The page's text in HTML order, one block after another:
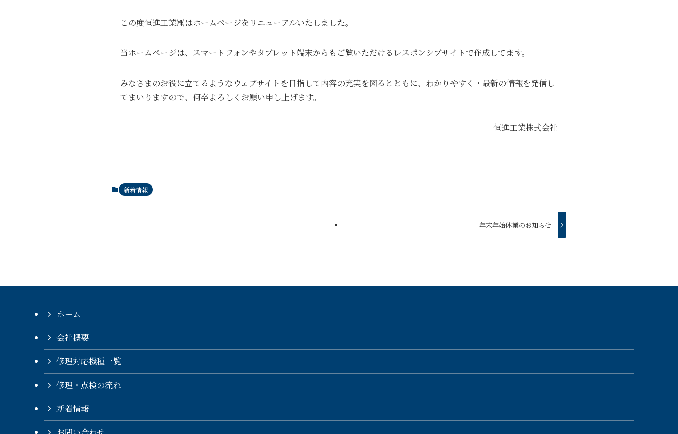
この度恒進工業㈱はホームページをリニューアルいたしました。
当ホームページは、スマートフォンやタブレット端末からもご覧いただけるレスポンシブサイトで作成してます。
みなさまのお役に立てるようなウェブサイトを目指して内容の充実を図るとともに、わかりやすく・最新の情報を発信し
てまいりますので、何卒よろしくお願い申し上げます。
恒進工業株式会社
新着情報
年末年始休業のお知らせ
ホーム
会社概要
修理対応機種一覧
修理・点検の流れ
新着情報